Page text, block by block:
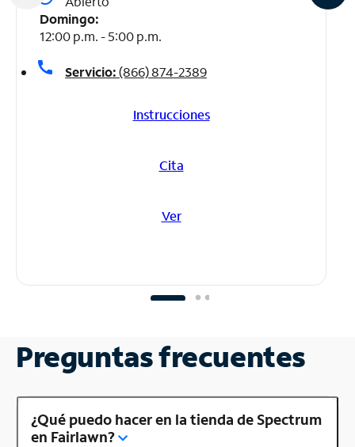
Domingo:
12:00 p.m. - 5:00 p.m.
call Servicio:(866) 874-2389
Instrucciones
Cita
Ver
Preguntas frecuentes
¿Qué puedo hacer en la tienda de Spectrum
en Fairlawn?